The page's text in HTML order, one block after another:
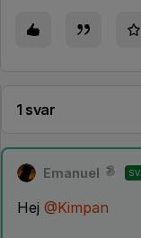
1 svar
Emanuel
Hej @Kimpan